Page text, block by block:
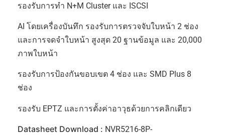
รองรับการทำ N+M Cluster และ ISCSI
AI โดยเครื่องบันทึก รองรับการตรวจจับใบหน้า 2 ช่อง
และการจดจำใบหน้า สูงสุด 20 ฐานข้อมูล และ 20,000
ภาพใบหน้า
รองรับการป้องกันขอบเขต 4 ช่อง และ SMD Plus 8
ช่อง
รองรับ EPTZ และการตั้งค่าอาวุธด้วยการคลิกเดียว
Datasheet Download : NVR5216-8P-